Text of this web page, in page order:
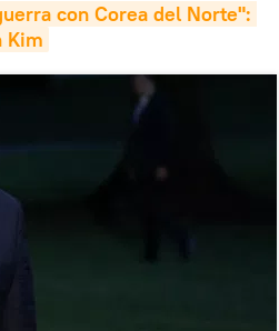
con Corea del Norte":
Kim